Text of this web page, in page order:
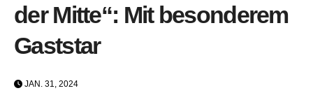
der Mitte“: Mit besonderem
Gaststar
JAN. 31, 2024